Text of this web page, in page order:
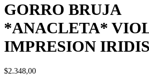
GORRO BRUJA
*ANACLETA*
IMPRESION
$2.348,00